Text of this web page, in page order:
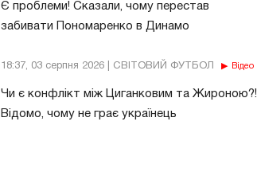
Є проблеми! Сказали, чому перестав
забивати Пономаренко в Динамо
18:37, 03 серпня 2026 | СВІТОВИЙ ФУТБОЛ Відео
Чи є конфлікт між Циганковим та Жироною?!
Відомо, чому не грає українець